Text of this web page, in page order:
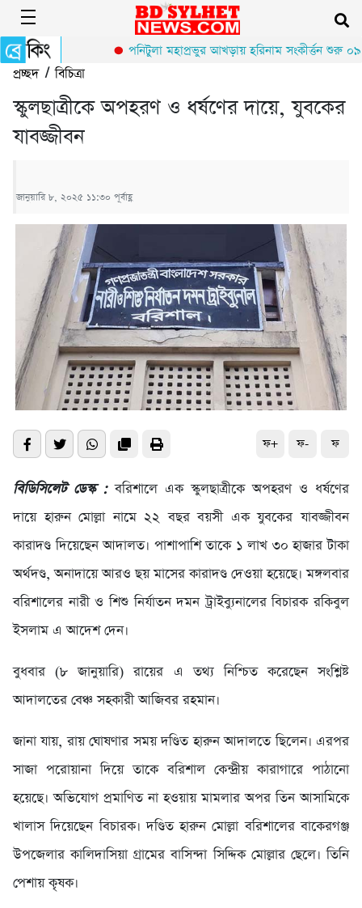
পনিটুলা মহাপ্রভুর আখড়ায় হরিনাম সংকীর্ত্তন শুরু ০৯
প্রচ্ছদ/বিচিত্রা
স্কুলছাত্রীকে অপহরণ ও ধর্ষণের দায়ে, যুবকের
যাবজ্জীবন
জানুয়ারি ৮, ২০২৫ ১১:৩০ পূর্বাহ্ণ
ফ+ ফ- ফ
বিডিসিলেট ডেস্ক :বরিশালে এক স্কুলছাত্রীকে অপহরণ ও ধর্ষণের
দায়ে হারুন মোল্লা নামে ২২ বছর বয়সী এক যুবকের যাবজ্জীবন
কারাদণ্ড দিয়েছেন আদালত। পাশাপাশি তাকে ১ লাখ ৩০ হাজার টাকা
অর্থদণ্ড, অনাদায়ে আরও ছয় মাসের কারাদণ্ড দেওয়া হয়েছে। মঙ্গলবার
বরিশালের নারী ও শিশু নির্যাতন দমন ট্রাইব্যুনালের বিচারক রকিবুল
ইসলাম এ আদেশ দেন।
বুধবার (৮ জানুয়ারি) রায়ের এ তথ্য নিশ্চিত করেছেন সংশ্লিষ্ট
আদালতের বেঞ্চ সহকারী আজিবর রহমান।
জানা যায়, রায় ঘোষণার সময় দণ্ডিত হারুন আদালতে ছিলেন। এরপর
সাজা পরোয়ানা দিয়ে তাকে বরিশাল কেন্দ্রীয় কারাগারে পাঠানো
হয়েছে। অভিযোগ প্রমাণিত না হওয়ায় মামলার অপর তিন আসামিকে
খালাস দিয়েছেন বিচারক। দণ্ডিত হারুন মোল্লা বরিশালের বাকেরগঞ্জ
উপজেলার কালিদাসিয়া গ্রামের বাসিন্দা সিদ্দিক মোল্লার ছেলে। তিনি
পেশায় কৃষক।